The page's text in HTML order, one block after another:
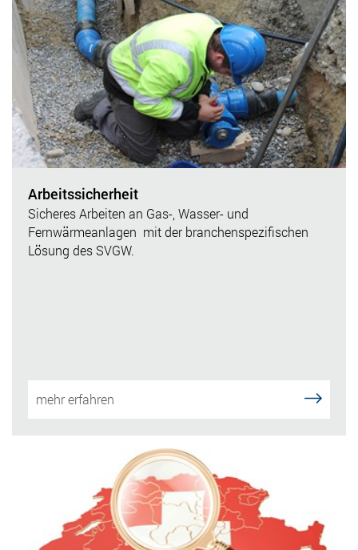
Arbeitssicherheit
Sicheres Arbeiten an Gas-, Wasser- und
Fernwärmeanlagen mit der branchenspezifischen
Lösung des SVGW.
mehr erfahren